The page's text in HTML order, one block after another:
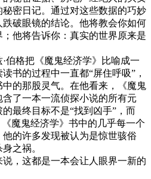
密日记。通过对这些数据的巧妙
破眼镜的结论。他将教会你如何
他将告诉你：真实的世界原来是
把《魔鬼经济学》比喻成一
书的过程中一直都“屏住呼吸”，
的那股灵气。在他看来，《魔鬼
了一本一流侦探小说的所有元
最终目标不是“找到凶手”，而
魔鬼经济学》书中的几乎每一个
的许多发现被认为是惊世骇俗
之祸。
都是一本会让人眼界一新的